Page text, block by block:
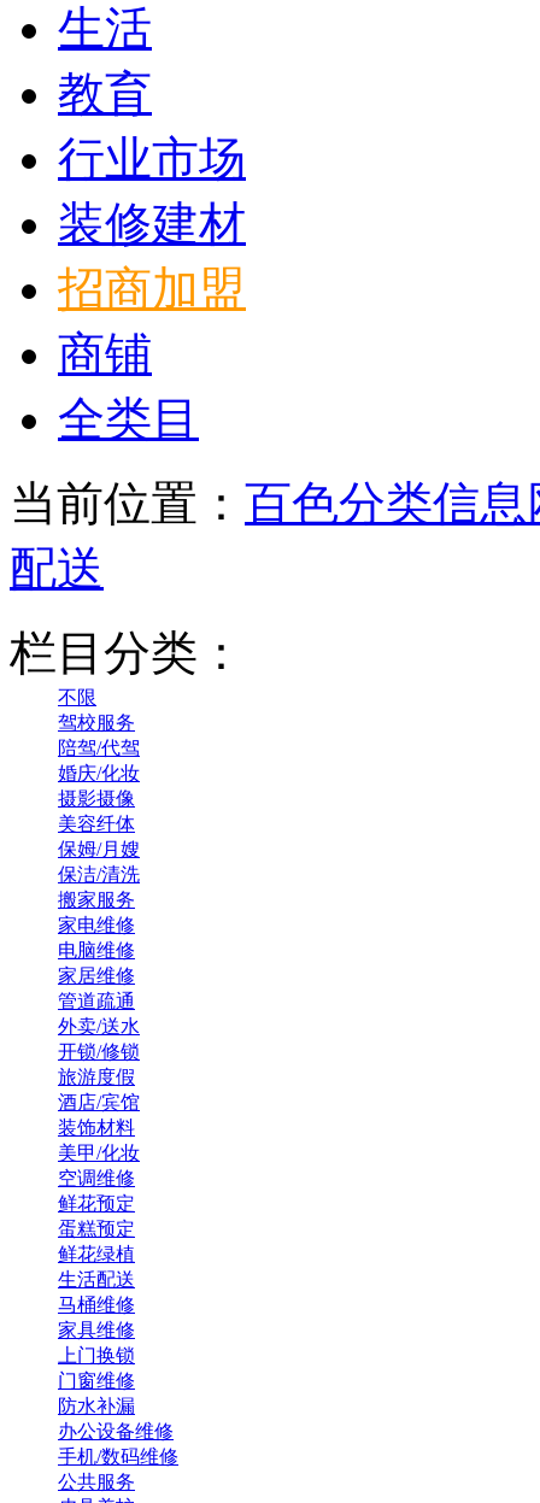
生活
教育
行业市场
装修建材
招商加盟
商铺
全类目
当前位置： 百色分类信息
配送
栏目分类：
不限
驾校服务
陪驾/代驾
婚庆/化妆
摄影摄像
美容纤体
保姆/月嫂
保洁/清洗
搬家服务
家电维修
电脑维修
家居维修
管道疏通
外卖/送水
开锁/修锁
旅游度假
酒店/宾馆
装饰材料
美甲/化妆
空调维修
鲜花预定
蛋糕预定
鲜花绿植
生活配送
马桶维修
家具维修
上门换锁
门窗维修
防水补漏
办公设备维修
手机/数码维修
公共服务